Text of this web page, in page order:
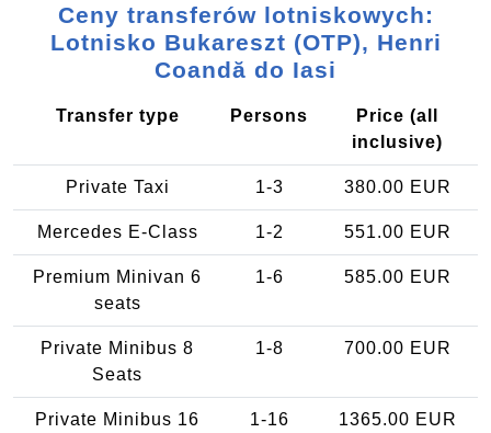
Ceny transferów lotniskowych:
Lotnisko Bukareszt (OTP), Henri
Coandă do Iasi
Transfer type Persons
Price (all
inclusive)
Private Taxi 1-3 380.00 EUR
Mercedes E-Class 1-2 551.00 EUR
Premium Minivan 6
seats
1-6 585.00 EUR
Private Minibus 8
Seats
1-8 700.00 EUR
Private Minibus 16
1-16 1365.00 EUR